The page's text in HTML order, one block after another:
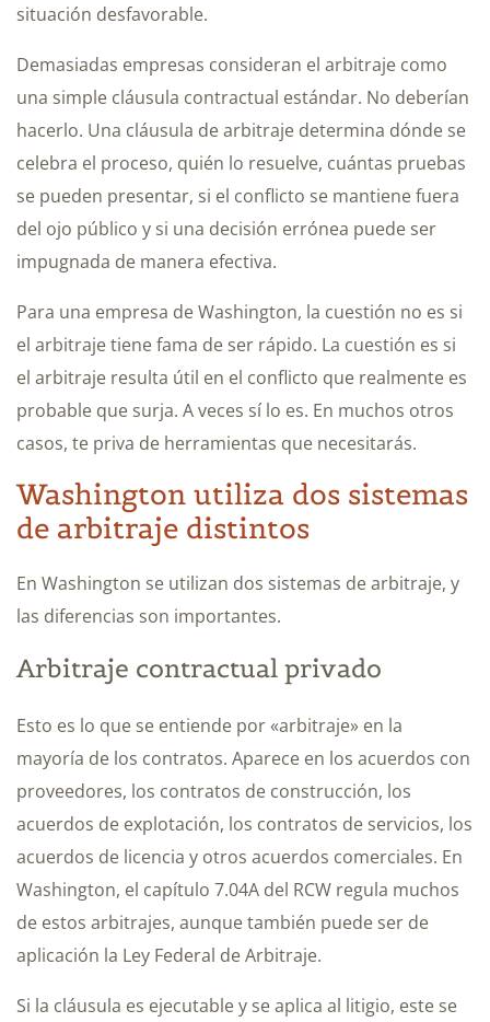
situación desfavorable.
Demasiadas empresas consideran el arbitraje como
una simple cláusula contractual estándar. No deberían
hacerlo. Una cláusula de arbitraje determina dónde se
celebra el proceso, quién lo resuelve, cuántas pruebas
se pueden presentar, si el conflicto se mantiene fuera
del ojo público y si una decisión errónea puede ser
impugnada de manera efectiva.
Para una empresa de Washington, la cuestión no es si
el arbitraje tiene fama de ser rápido. La cuestión es si
el arbitraje resulta útil en el conflicto que realmente es
probable que surja. A veces sí lo es. En muchos otros
casos, te priva de herramientas que necesitarás.
Washington utiliza dos sistemas
de arbitraje distintos
En Washington se utilizan dos sistemas de arbitraje, y
las diferencias son importantes.
Arbitraje contractual privado
Esto es lo que se entiende por «arbitraje» en la
mayoría de los contratos. Aparece en los acuerdos con
proveedores, los contratos de construcción, los
acuerdos de explotación, los contratos de servicios, los
acuerdos de licencia y otros acuerdos comerciales. En
Washington, el capítulo 7.04A del RCW regula muchos
de estos arbitrajes, aunque también puede ser de
aplicación la Ley Federal de Arbitraje.
Si la cláusula es ejecutable y se aplica al litigio, este se